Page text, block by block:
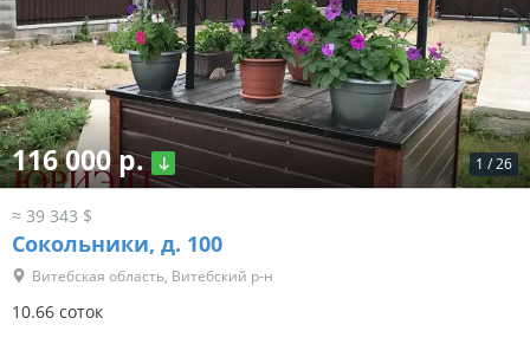
1 /26
116 000 р.
≈ 39 343 $
Сокольники, д. 100
Витебская область, Витебский р-н
10.66 соток